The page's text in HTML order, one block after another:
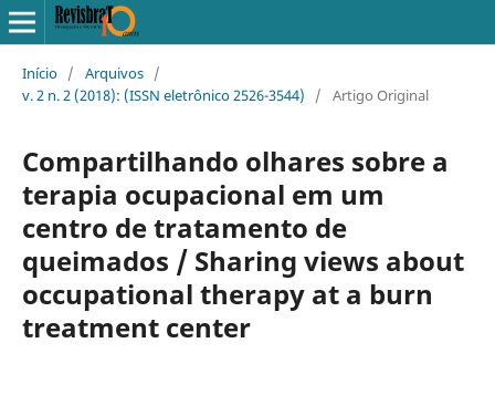
Início / Arquivos /
v. 2 n. 2 (2018): (ISSN eletrônico 2526-3544)
/ Artigo Original
Compartilhando olhares sobre a
terapia ocupacional em um
centro de tratamento de
queimados / Sharing views about
occupational therapy at a burn
treatment center